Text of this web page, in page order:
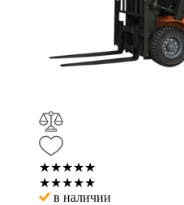
★★★★★
★★★★★
в наличии